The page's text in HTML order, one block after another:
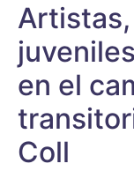
en el
Coll